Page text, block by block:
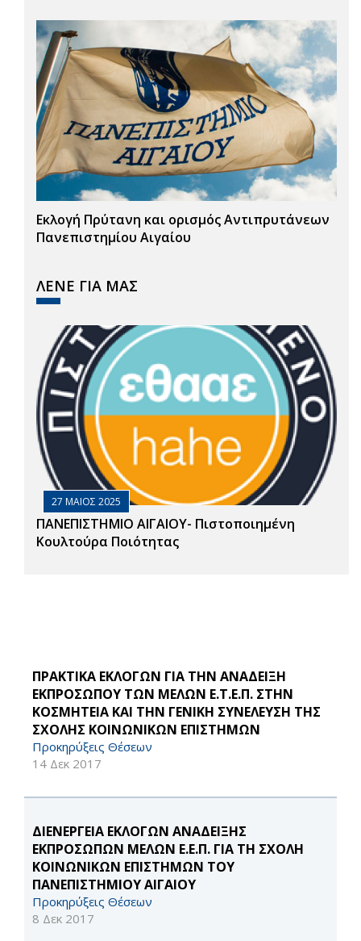
Εκλογή Πρύτανη και ορισμός Αντιπρυτάνεων
Πανεπιστημίου Αιγαίου
ΛΕΝΕ ΓΙΑ ΜΑΣ
27 ΜΑΙΟΣ 2025
ΠΑΝΕΠΙΣΤΗΜΙΟ ΑΙΓΑΙΟΥ- Πιστοποιημένη
Κουλτούρα Ποιότητας
ΠΡΑΚΤΙΚΑ ΕΚΛΟΓΩΝ ΓΙΑ ΤΗΝ ΑΝΑΔΕΙΞΗ
ΕΚΠΡΟΣΩΠΟΥ ΤΩΝ ΜΕΛΩΝ Ε.Τ.Ε.Π. ΣΤΗΝ
ΚΟΣΜΗΤΕΙΑ ΚΑΙ ΤΗΝ ΓΕΝΙΚΗ ΣΥΝΕΛΕΥΣΗ ΤΗΣ
ΣΧΟΛΗΣ ΚΟΙΝΩΝΙΚΩΝ ΕΠΙΣΤΗΜΩΝ
Προκηρύξεις Θέσεων
14 Δεκ 2017
ΔΙΕΝΕΡΓΕΙΑ ΕΚΛΟΓΩΝ ΑΝΑΔΕΙΞΗΣ
ΕΚΠΡΟΣΩΠΩΝ ΜΕΛΩΝ Ε.Ε.Π. ΓΙΑ ΤΗ ΣΧΟΛΗ
ΚΟΙΝΩΝΙΚΩΝ ΕΠΙΣΤΗΜΩΝ ΤΟΥ
ΠΑΝΕΠΙΣΤΗΜΙΟΥ ΑΙΓΑΙΟΥ
Προκηρύξεις Θέσεων
8 Δεκ 2017